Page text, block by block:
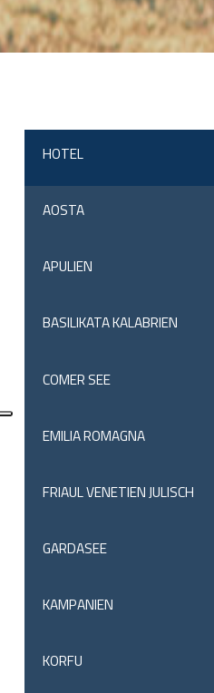
HOTEL
AOSTA
APULIEN
BASILIKATA KALABRIEN
COMER SEE
EMILIA ROMAGNA
FRIAUL VENETIEN JULISCH
GARDASEE
KAMPANIEN
KORFU